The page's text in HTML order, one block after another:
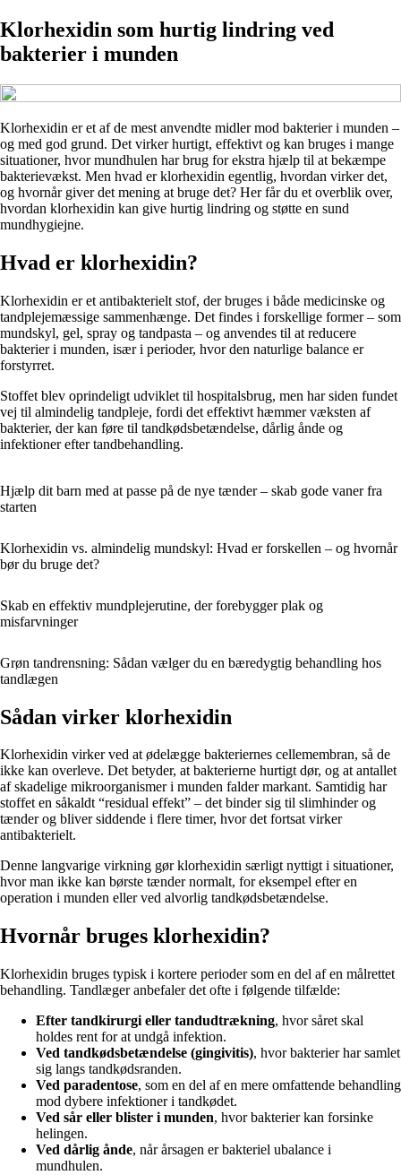
Klorhexidin som hurtig lindring ved
bakterier i munden
Klorhexidin er et af de mest anvendte midler mod bakterier i munden –
og med god grund. Det virker hurtigt, effektivt og kan bruges i mange
situationer, hvor mundhulen har brug for ekstra hjælp til at bekæmpe
bakterievækst. Men hvad er klorhexidin egentlig, hvordan virker det,
og hvornår giver det mening at bruge det? Her får du et overblik over,
hvordan klorhexidin kan give hurtig lindring og støtte en sund
mundhygiejne.
Hvad er klorhexidin?
Klorhexidin er et antibakterielt stof, der bruges i både medicinske og
tandplejemæssige sammenhænge. Det findes i forskellige former – som
mundskyl, gel, spray og tandpasta – og anvendes til at reducere
bakterier i munden, især i perioder, hvor den naturlige balance er
forstyrret.
Stoffet blev oprindeligt udviklet til hospitalsbrug, men har siden fundet
vej til almindelig tandpleje, fordi det effektivt hæmmer væksten af
bakterier, der kan føre til tandkødsbetændelse, dårlig ånde og
infektioner efter tandbehandling.
Hjælp dit barn med at passe på de nye tænder – skab gode vaner fra
starten
Klorhexidin vs. almindelig mundskyl: Hvad er forskellen – og hvornår
bør du bruge det?
Skab en effektiv mundplejerutine, der forebygger plak og
misfarvninger
Grøn tandrensning: Sådan vælger du en bæredygtig behandling hos
tandlægen
Sådan virker klorhexidin
Klorhexidin virker ved at ødelægge bakteriernes cellemembran, så de
ikke kan overleve. Det betyder, at bakterierne hurtigt dør, og at antallet
af skadelige mikroorganismer i munden falder markant. Samtidig har
stoffet en såkaldt “residual effekt” – det binder sig til slimhinder og
tænder og bliver siddende i flere timer, hvor det fortsat virker
antibakterielt.
Denne langvarige virkning gør klorhexidin særligt nyttigt i situationer,
hvor man ikke kan børste tænder normalt, for eksempel efter en
operation i munden eller ved alvorlig tandkødsbetændelse.
Hvornår bruges klorhexidin?
Klorhexidin bruges typisk i kortere perioder som en del af en målrettet
behandling. Tandlæger anbefaler det ofte i følgende tilfælde:
Efter tandkirurgi eller tandudtrækning, hvor såret skal
holdes rent for at undgå infektion.
Ved tandkødsbetændelse (gingivitis), hvor bakterier har samlet
sig langs tandkødsranden.
Ved paradentose, som en del af en mere omfattende behandling
mod dybere infektioner i tandkødet.
Ved sår eller blister i munden, hvor bakterier kan forsinke
helingen.
Ved dårlig ånde, når årsagen er bakteriel ubalance i
mundhulen.